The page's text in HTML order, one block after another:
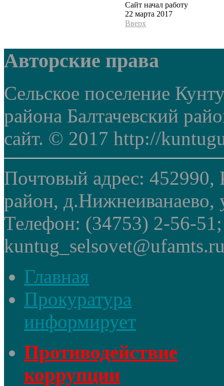
Сайт начал работу
22 марта 2017
Вверх
Авторские права
Сельское поселение
района Балтачевский
сайт. © 2017 http://
Почтовый адрес: 452990,
район, д.Нижнеиванаево,
Телефон: (34753) 2-56-
Главная
Прокуратура
информирует
Противодействие
коррупции